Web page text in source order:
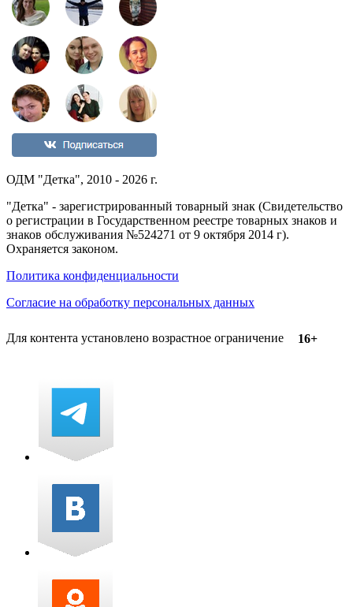
ОДМ "Детка", 2010 - 2026 г.
"Детка" - зарегистрированный товарный знак (Свидетельство
о регистрации в Государственном реестре товарных знаков и
знаков обслуживания №524271 от 9 октября 2014 г).
Охраняется законом.
Политика конфиденциальности
Согласие на обработку персональных данных
Для контента установлено возрастное ограничение 16+